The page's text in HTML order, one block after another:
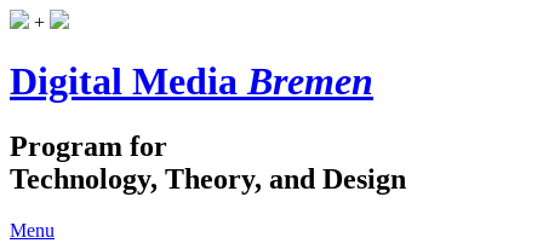
+
Digital MediaBremen
Program for
Technology, Theory, and Design
Menu